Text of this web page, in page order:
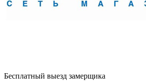
Бесплатный выезд замерщика